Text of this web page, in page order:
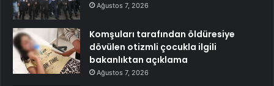
Ağustos 7, 2026
Komşuları tarafından öldüresiye
dövülen otizmli çocukla ilgili
bakanlıktan açıklama
Ağustos 7, 2026